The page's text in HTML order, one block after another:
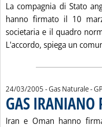
La compagnia di Stato
hanno firmato il 10
societaria e il quadro
L'accordo, spiega un
24/03/2005 - Gas Naturale -
GAS IRANIANO
Iran e Oman hanno